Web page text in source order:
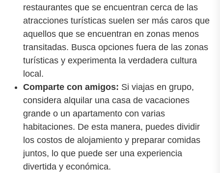
restaurantes que se encuentran cerca de las
atracciones turísticas suelen ser más caros que
aquellos que se encuentran en zonas menos
transitadas. Busca opciones fuera de las zonas
turísticas y experimenta la verdadera cultura
local.
Comparte con amigos: Si viajas en grupo,
considera alquilar una casa de vacaciones
grande o un apartamento con varias
habitaciones. De esta manera, puedes dividir
los costos de alojamiento y preparar comidas
juntos, lo que puede ser una experiencia
divertida y económica.